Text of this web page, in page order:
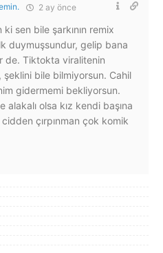
2 ay önce
sen bile şarkının remix
duymuşsundur, gelip bana
de. Tiktokta viralitenin
şeklini bile bilmiyorsun. Cahil
gidermemi bekliyorsun.
alakalı olsa kız kendi başına
çırpınman çok komik